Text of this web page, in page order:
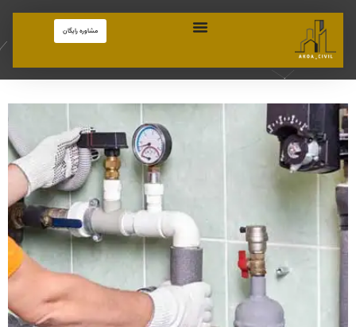
مشاوره رایگان